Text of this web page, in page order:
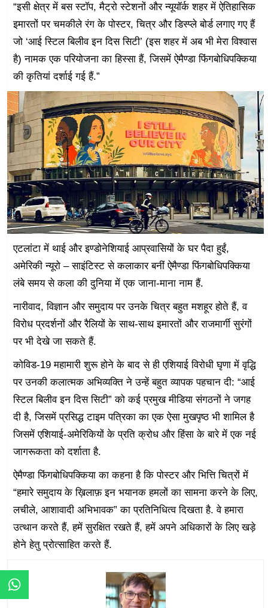
“इसी क्षेत्र में बस स्टॉप, मैट्रो स्टेशनों और न्यूयॉर्क शहर में ऐतिहासिक
इमारतों पर चमकीले रंग के पोस्टर, चित्र और डिस्प्ले बोर्ड लगाए गए हैं
जो ‘आई स्टिल बिलीव इन दिस सिटी’ (इस शहर में अब भी मेरा विश्वास
है) नामक एक परियोजना का हिस्सा हैं, जिसमें ऐमैण्डा फिंगबोधिपक्किया
की कृतियां दर्शाई गई हैं.”
एटलांटा में थाई और इण्डोनेशियाई आप्रवासियों के घर पैदा हुईं,
अमेरिकी न्यूरो – साइंटिस्ट से कलाकार बनीं ऐमैण्डा फिंगबोधिपक्किया
लंबे समय से कला की दुनिया में एक जाना-माना नाम हैं.
नारीवाद, विज्ञान और समुदाय पर उनके चित्र बहुत मशहूर होते हैं, व
विरोध प्रदर्शनों और रैलियों के साथ-साथ इमारतों और राजमार्गी सुरंगों
पर भी देखे जा सकते हैं.
कोविड-19 महामारी शुरू होने के बाद से ही एशियाई विरोधी घृणा में वृद्धि
पर उनकी कलात्मक अभिव्यक्ति ने उन्हें बहुत व्यापक पहचान दी: “आई
स्टिल बिलीव इन दिस सिटी” को कई प्रमुख मीडिया संगठनों ने जगह
दी है, जिसमें प्रसिद्ध टाइम पत्रिका का एक ऐसा मुखपृष्ठ भी शामिल है
जिसमें एशियाई-अमेरिकियों के प्रति क्रोध और हिंसा के बारे में एक नई
जागरूकता को दर्शाता है.
ऐमैण्डा फिंगबोधिपक्किया का कहना है कि पोस्टर और भित्ति चित्रों में
“हमारे समुदाय के ख़िलाफ़ इन भयानक हमलों का सामना करने के लिए,
लचीले, आशावादी अभिभावक” का प्रतिनिधित्व दिखता है. वे हमारा
उत्थान करते हैं, हमें सुरक्षित रखते हैं, हमें अपने अधिकारों के लिए खड़े
होने हेतु प्रोत्साहित करते हैं.